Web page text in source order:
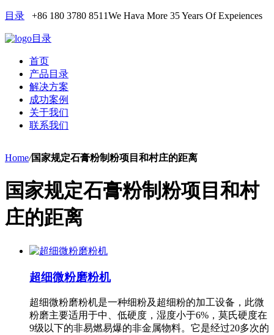
目录 +86 180 3780 8511We Hava More 35 Years Of Expeiences
目录
首页
产品目录
解决方案
成功案例
关于我们
联系我们
Home/国家规定石膏粉制粉项目和村庄的距离
国家规定石膏粉制粉项目和村
庄的距离
超细微粉磨粉机
超细微粉磨粉机是一种细粉及超细粉的加工设备，此微
粉磨主要适用于中、低硬度，湿度小于6%，莫氏硬度在
9级以下的非易燃易爆的非金属物料。它是经过20多次的